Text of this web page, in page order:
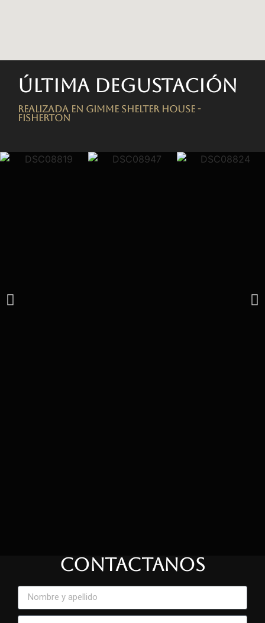
Última degustación
Realizada en Gimme Shelter House -
FISHERTON
CONTACTANOS